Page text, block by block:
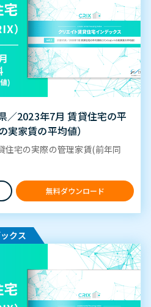
／2023年7月 賃貸住宅の平
家賃の平均値）
住宅の実際の管理家賃(前年同
無料ダウンロード
クス